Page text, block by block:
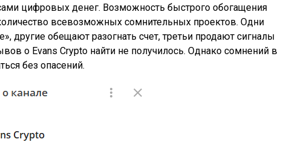
цифровых денег. Возможность быстрого обогащения
всевозможных сомнительных проектов. Одни
другие обещают разогнать счет, третьи продают сигналы
о Evans Crypto найти не получилось. Однако сомнений в
без опасений.